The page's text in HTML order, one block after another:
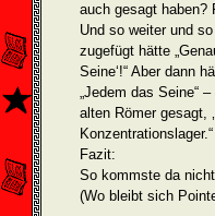
auch gesagt haben?
Und so weiter und
zugefügt hätte
Seine‘!“ Aber dann
„Jedem das Seine“
alten Römer gesagt,
Konzen­trationslager.“
Fazit:
So kommste da
(Wo bleibt sich